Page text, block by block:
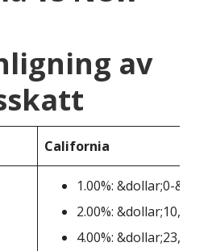
av
California
1.00%: &dollar;0-
2.00%:
4.00%: